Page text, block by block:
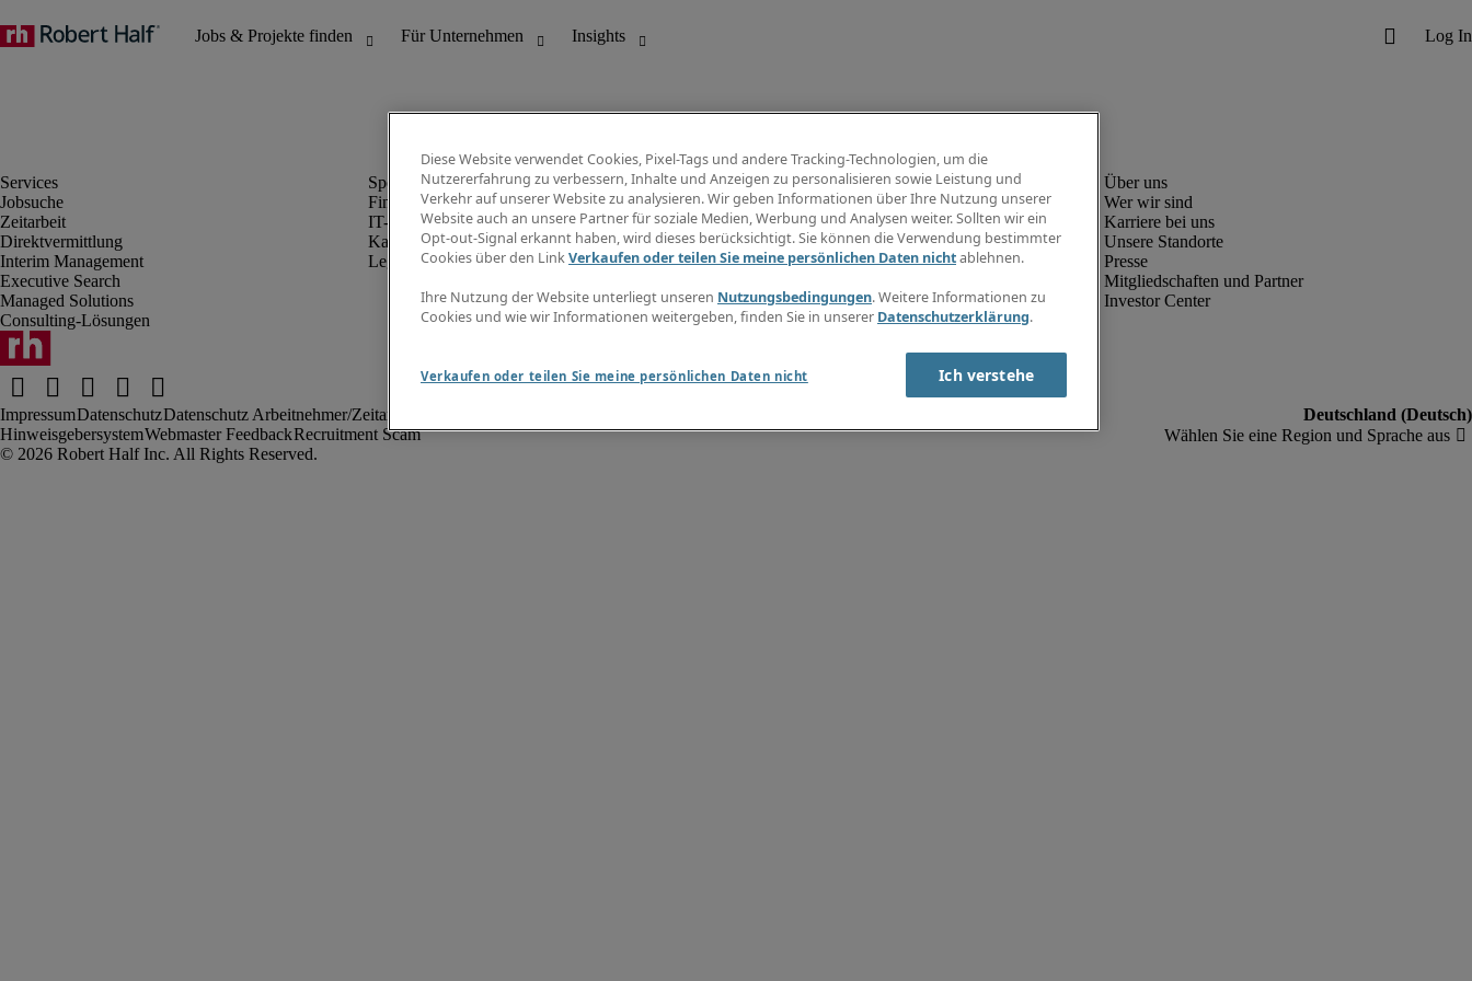
Jobsuche
Zeitarbeit
Direktvermittlung
Interim Management
Executive Search
Managed Solutions
Consulting-Lösungen
Finanz- & Rechnungswesen
IT-Bereich
Kaufmännischer Bereich
Legal
Info Center
Jobübersicht
Gehaltsübersicht
E-Learning
Wer wir sind
Karriere bei uns
Unsere Standorte
Presse
Mitgliedschaften und Partner
Investor Center
ImpressumDatenschutzDatenschutz Arbeitnehmer/Zeitarbeitskräfte
HinweisgebersystemWebmaster FeedbackRecruitment Scam
Diese Website verwendet Cookies, Pixel-Tags und andere Tracking-Technologien, um die
Nutzererfahrung zu verbessern, Inhalte und Anzeigen zu personalisieren sowie Leistung und
Verkehr auf unserer Website zu analysieren. Wir geben Informationen über Ihre Nutzung unserer
Website auch an unsere Partner für soziale Medien, Werbung und Analysen weiter. Sollten wir ein
Opt-out-Signal erkannt haben, wird dieses berücksichtigt. Sie können die Verwendung bestimmter
Cookies über den LinkVerkaufen oder teilen Sie meine persönlichen Daten nichtablehnen.
Ihre Nutzung der Website unterliegt unseren Nutzungsbedingungen. Weitere Informationen zu
Cookies und wie wir Informationen weitergeben, finden Sie in unserer Datenschutzerklärung.
Verkaufen oder teilen Sie meine persönlichen Daten nicht Ich verstehe